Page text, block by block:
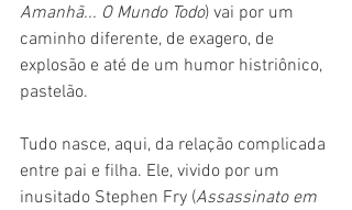
Amanhã... O Mundo Todo) vai por um
caminho diferente, de exagero, de
explosão e até de um humor histriônico,
pastelão.
Tudo nasce, aqui, da relação complicada
entre pai e filha. Ele, vivido por um
inusitado Stephen Fry (Assassinato em